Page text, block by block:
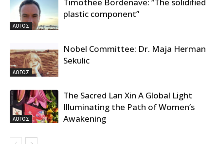
ΛΟΓΟΣ
Timothee Bordenave: “The solidified
plastic component”
ΛΟΓΟΣ
Nobel Committee: Dr. Maja Herman
Sekulic
ΛΟΓΟΣ
The Sacred Lan Xin A Global Light
Illuminating the Path of Women’s
Awakening